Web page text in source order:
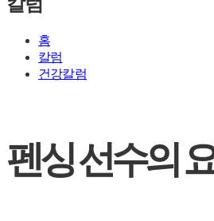
홈
칼럼
건강칼럼
펜싱 선수의